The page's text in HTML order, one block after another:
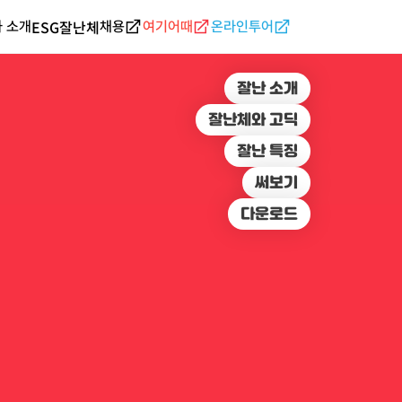
소개ESG잘난체채용 여기어때 온라인투어
잘난 소개
잘난체와 고딕
잘난 특징
써보기
다운로드